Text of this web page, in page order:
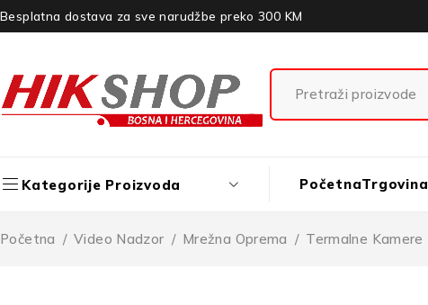
Besplatna dostava za sve narudžbe preko 300 KM
Kategorije Proizvoda PočetnaTrgovina
Početna / Video Nadzor / Mrežna Oprema / Termalne Kamere